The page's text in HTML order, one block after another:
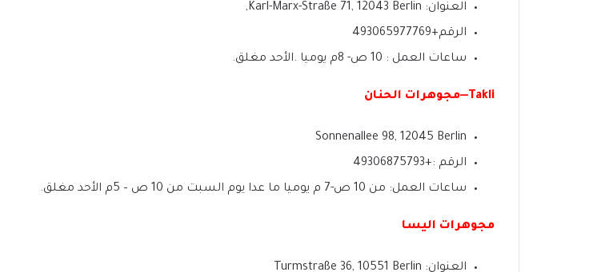
العنوان: Karl-Marx-Straße 71, 12043 Berlin,
الرقم+493065977769
ساعات العمل : 10 ص- 8م يوميا .الأحد مغلق.
Takli—مجوهرات الحنان
Sonnenallee 98, 12045 Berlin
الرقم :+49306875793
ساعات العمل: من 10 ص-7 م يوميا ما عدا يوم السبت من 10 ص – 5م الأحد مغلق.
مجوهرات اليسا
العنوان: Turmstraße 36, 10551 Berlin